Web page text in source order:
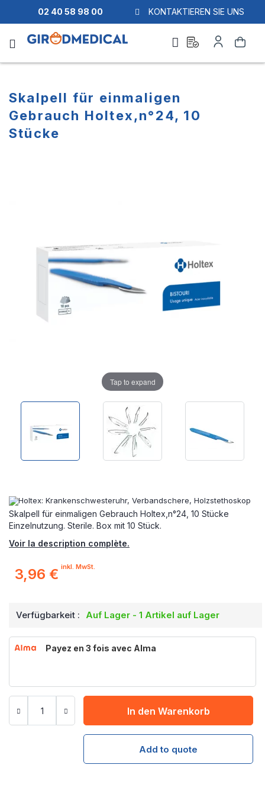
02 40 58 98 00 KONTAKTIEREN SIE UNS
Suche
quote
Konto
Skalpell für einmaligen
Gebrauch Holtex,n°24, 10
Stücke
Skalpell für einmaligen Gebrauch Holtex,n°24, 10 Stücke
Einzelnutzung. Sterile. Box mit 10 Stück.
Voir la description complète.
3,96 € inkl. MwSt.
Verfügbarkeit : Auf Lager - 1 Artikel auf Lager
Payez en 3 fois avec Alma
In den Warenkorb
Add to quote
Tap to expand